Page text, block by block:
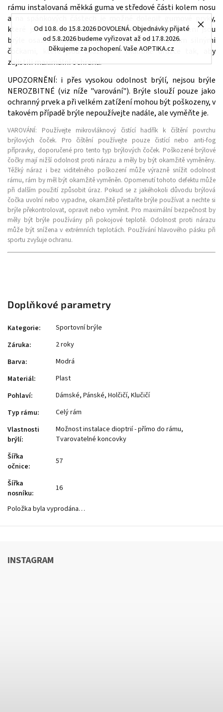
Od 10.8. do 15.8.2026 DOVOLENÁ. Objednávky přijaté
od 5.8.2026 budeme vyřizovat až od 17.8.2026.
Děkujeme za pochopení. Vaše AOPTIKA.cz
rámu instalovaná měkká guma ve středové části kolem nosu
a na spánkových částech je možné dolepit gumové prvky,
které jsou dodávány v balení. V základním provedení jsou
brýle osazeny odolnými polykarbonátovými 2 mm silnými
čočkami, které jsou usazené v hluboké drážce tak, aby
zajistili maximální ochranu.
UPOZORNĚNÍ: i přes vysokou odolnost brýlí, nejsou brýle
NEROZBITNÉ (viz níže "varování"). Brýle slouží pouze jako
ochranný prvek a při velkém zatížení mohou být poškozeny, v
takovém případě brýle nepoužívejte nadále, ale vyměňte je.
VAROVÁNÍ: Používejte mikrovláknový čistící hadřík k čištění povrchu
brýlových čoček. Pro čištění používejte pouze čistící nebo anti-fog
přípravky, doporučené pro tento typ brýlových čoček. Poškozené brýlové
čočky mají nižší odolnost proti nárazu a měly by být okamžitě vyměněny.
Těžký náraz i bez viditelného poškození může výrazně snížit odolnost
rámu, rám by měl být okamžitě vyměněn. Opomenutí tohoto defektu může
při dalším použití způsobit úraz. Pokud se z jakéhokoli důvodu brýlová
čočka uvolní nebo vypadne, okamžitě přestaňte brýle používat a nechte si
brýle překontrolovat, opravit nebo vyměnit. Pro maximální bezpečnost by
měly být brýle používány při pokojové teplotě. Odolnost proti nárazu
může být snížena v extrémních teplotách. Používání hlavového pásku při
sportu zvyšuje ochranu.
Doplňkové parametry
Kategorie:
Sportovní brýle
Záruka:
2 roky
Barva:
Modrá
Materiál:
Plast
Pohlaví:
Dámské, Pánské, Holčičí, Klučičí
Typ rámu:
Celý rám
Vlastnosti
brýlí:
Možnost instalace dioptrií - přímo do rámu,
Tvarovatelné koncovky
Šířka
očnice:
57
Šířka
nosníku:
16
Položka byla vyprodána…
INSTAGRAM